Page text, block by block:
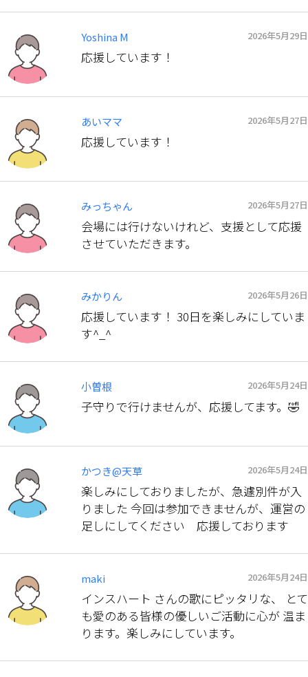
Yoshina M 2026年5月29日
応援しています！
あいママ 2026年5月27日
応援しています！
みっちゃん 2026年5月27日
会場には行けないけれど、支援として応援
させていただきます。
みかりん 2026年5月26日
応援しています！ 30日を楽しみにしていま
す^_^
小曽根 2026年5月24日
子守りで行けませんが、応援してます。🤣
かつき@天草 2026年5月24日
楽しみにしておりましたが、急遽別件が入
りました 今回は参加できませんが、運営の
足しにしてください 応援しております
maki 2026年5月24日
インスハート さんの歌にピッタリな、 とて
も愛のある皆様の優しいご活動に心が 温ま
ります。楽しみにしています。